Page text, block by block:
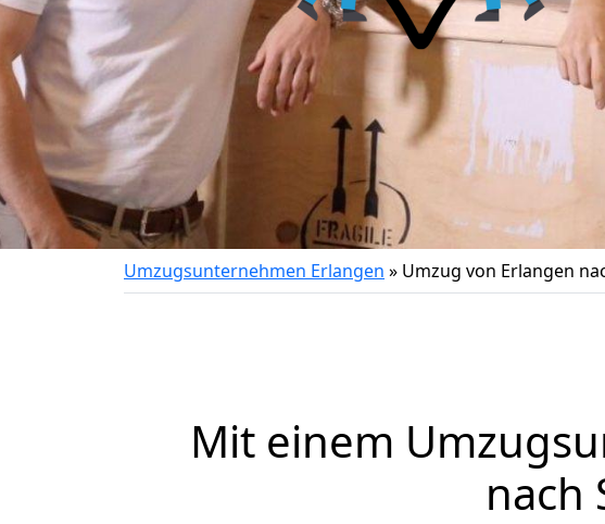
Umzugsunternehmen Erlangen » Umzug von Erlangen
Mit einem
nach